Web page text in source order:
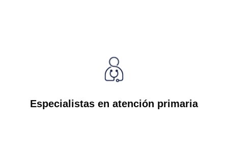
Especialistas en atención primaria